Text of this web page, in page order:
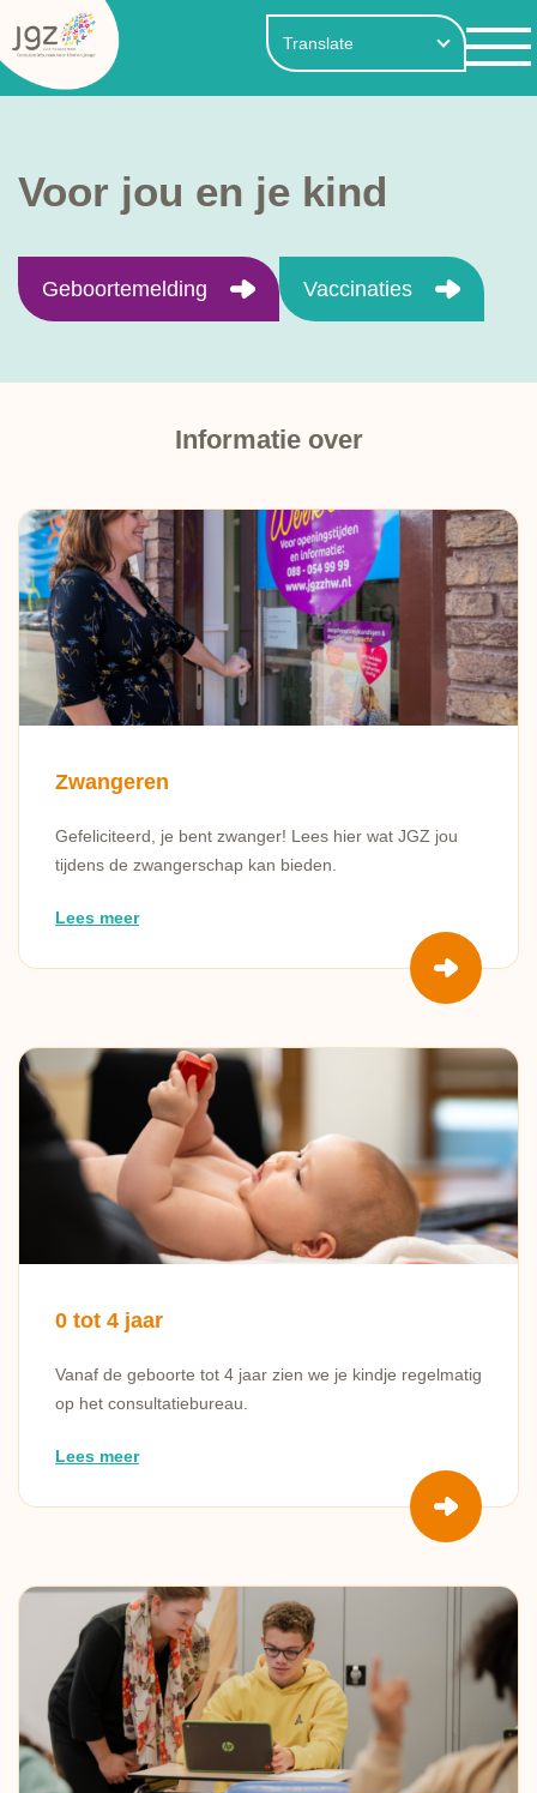
Voor jou en je kind
Geboortemelding Vaccinaties
Informatie over
Zwangeren
Gefeliciteerd, je bent zwanger! Lees hier wat JGZ jou
tijdens de zwangerschap kan bieden.
Lees meer
0 tot 4 jaar
Vanaf de geboorte tot 4 jaar zien we je kindje regelmatig
op het consultatiebureau.
Lees meer